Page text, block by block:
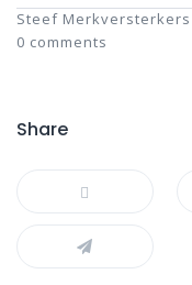
Steef Merkversterkers
0 comments
Share